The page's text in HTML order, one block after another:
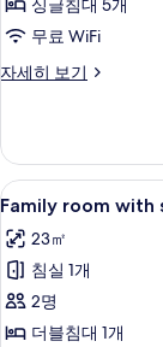
진
모
두
개)
자
히
텐
사
모
두
보
기
싱글침대 5개
무료 WiFi
자세히 보기
스
텐
트
자
히
보
기
Family
room
with
shared
bathroom
사
4
Family room with
23㎡
침실 1개
2명
더블침대 1개